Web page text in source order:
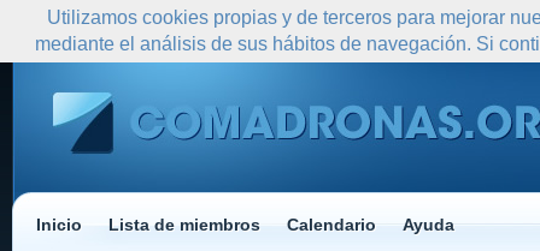
Inicio Lista de miembros Calendario Ayuda
Utilizamos cookies propias y de terceros para mejorar
mediante el análisis de sus hábitos de navegación. Si